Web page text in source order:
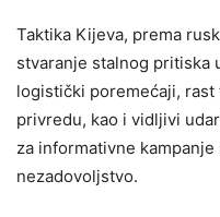
Taktika Kijeva, prema
stvaranje stalnog pritiska
logistički poremećaji,
privredu, kao i vidljivi
za informativne
nezadovoljstvo.